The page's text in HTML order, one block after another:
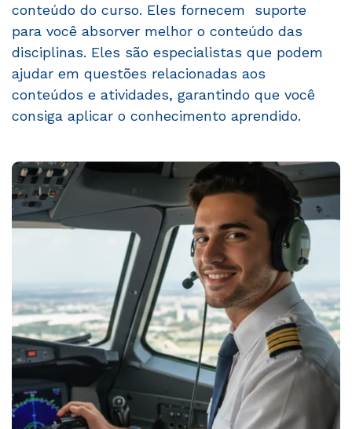
conteúdo do curso. Eles fornecem suporte
para você absorver melhor o conteúdo das
disciplinas. Eles são especialistas que podem
ajudar em questões relacionadas aos
conteúdos e atividades, garantindo que você
consiga aplicar o conhecimento aprendido.